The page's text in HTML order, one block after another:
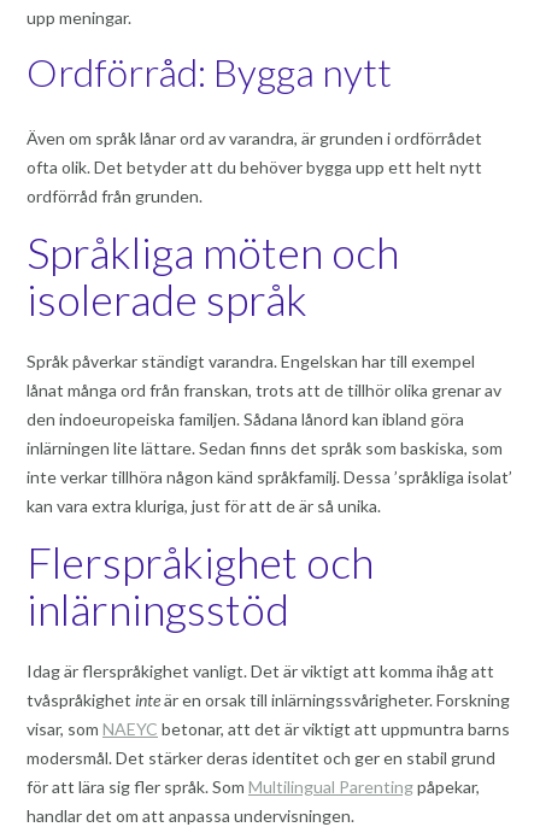
upp meningar.
Ordförråd: Bygga nytt
Även om språk lånar ord av varandra, är grunden i ordförrådet
ofta olik. Det betyder att du behöver bygga upp ett helt nytt
ordförråd från grunden.
Språkliga möten och
isolerade språk
Språk påverkar ständigt varandra. Engelskan har till exempel
lånat många ord från franskan, trots att de tillhör olika grenar av
den indoeuropeiska familjen. Sådana lånord kan ibland göra
inlärningen lite lättare. Sedan finns det språk som baskiska, som
inte verkar tillhöra någon känd språkfamilj. Dessa ’språkliga isolat’
kan vara extra kluriga, just för att de är så unika.
Flerspråkighet och
inlärningsstöd
Idag är flerspråkighet vanligt. Det är viktigt att komma ihåg att
tvåspråkighet inteär en orsak till inlärningssvårigheter. Forskning
visar, som NAEYC betonar, att det är viktigt att uppmuntra barns
modersmål. Det stärker deras identitet och ger en stabil grund
för att lära sig fler språk. Som Multilingual Parentingpåpekar,
handlar det om att anpassa undervisningen.